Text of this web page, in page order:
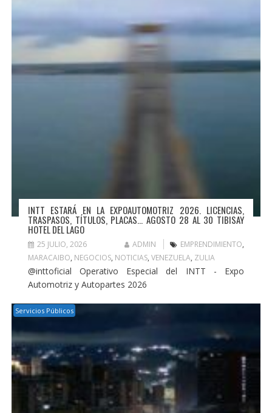
INTT ESTARÁ EN LA EXPOAUTOMOTRIZ 2026. LICENCIAS,
TRASPASOS, TÍTULOS, PLACAS… AGOSTO 28 AL 30 TIBISAY
HOTEL DEL LAGO
25 JULIO, 2026 ADMIN EMPRENDIMIENTO,
MARACAIBO, NEGOCIOS, NOTICIAS, VENEZUELA, ZULIA
@inttoficial Operativo Especial del INTT - Expo
Automotriz y Autopartes 2026
Servicios Públicos